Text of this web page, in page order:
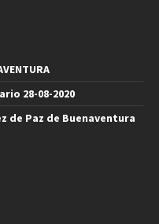
28-08-2020
de Paz de Buenaventura